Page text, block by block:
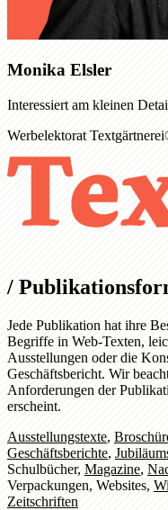
Monika Elsler
Interessiert am kleinen
Werbelektorat
/
Jede Publikation hat ihre
Begriffe in Web-Texten,
Ausstellungen oder die
Geschäftsbericht. Wir
Anforderungen der
erscheint.
Ausstellungstexte,
Geschäftsberichte,
Schulbücher,Magazine,
Verpackungen,Websites,
Zeitschriften